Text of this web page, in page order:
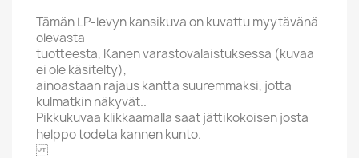
Tämän LP-levyn kansikuva on kuvattu myytävänä
olevasta
tuotteesta, Kanen varastovalaistuksessa (kuvaa
ei ole käsitelty),
ainoastaan rajaus kantta suuremmaksi, jotta
kulmatkin näkyvät..
Pikkukuvaa klikkaamalla saat jättikokoisen josta
helppo todeta kannen kunto.